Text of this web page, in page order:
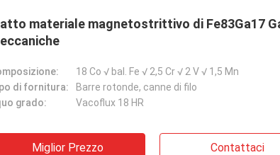
materiale magnetostrittivo di Fe83Ga17
18 Co √ bal. Fe √ 2,5 Cr √ 2 V √ 1,5 Mn
di fornitura:
Barre rotonde, canne di filo
grado:
Vacoflux 18 HR
Miglior Prezzo Contattaci